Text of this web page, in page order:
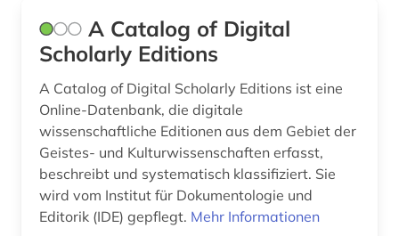
bestand (1)
bestandserhaltung (1)
bestandsverzeichnis (1)
betriebswirtschaftslehre (2)
bezeichnungslehre (1)
bibel (2)
A Catalog of Digital
Scholarly Editions
A Catalog of Digital Scholarly Editions ist eine
Online-Datenbank, die digitale
wissenschaftliche Editionen aus dem Gebiet der
Geistes- und Kulturwissenschaften erfasst,
beschreibt und systematisch klassifiziert. Sie
wird vom Institut für Dokumentologie und
Editorik (IDE) gepflegt. Mehr Informationen